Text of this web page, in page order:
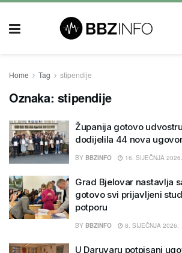
Home Tag stipendije
Oznaka: stipendije
Županija gotovo
dodijelila 44 nova
BY BBZINFO 16. SIJEČNJA 2026.
Grad Bjelovar nastavlja
gotovo svi prijavljeni
potporu
BY BBZINFO 8. SIJEČNJA 2026.
U Daruvaru potpisani